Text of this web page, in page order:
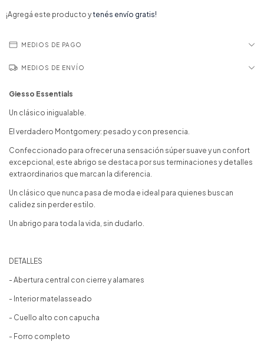
¡Agregá este producto ytenés envío gratis!
MEDIOS DE PAGO
MEDIOS DE ENVÍO
Giesso Essentials
Un clásico inigualable.
El verdadero Montgomery: pesado y con presencia.
Confeccionado para ofrecer una sensación súper suave y un confort
excepcional, este abrigo se destaca por sus terminaciones y detalles
extraordinarios que marcan la diferencia.
Un clásico que nunca pasa de moda e ideal para quienes buscan
calidez sin perder estilo.
Un abrigo para toda la vida, sin dudarlo.
DETALLES
- Abertura central con cierre y alamares
- Interior matelasseado
- Cuello alto con capucha
- Forro completo